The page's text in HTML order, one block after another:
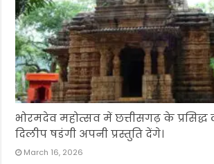
भोरमदेव महोत्सव में छत्तीसगढ़ के
दिलीप षडंगी अपनी प्रस्तुति देंगे।
March 16, 2026